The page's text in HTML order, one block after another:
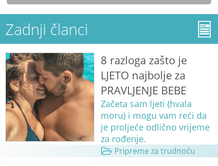
Zadnji članci
8 razloga zašto je
LJETO najbolje za
PRAVLJENJE BEBE
Začeta sam ljeti (hvala
moru) i mogu vam reći da
je proljeće odlično vrijeme
za rođenje.
Pripreme za trudnoću